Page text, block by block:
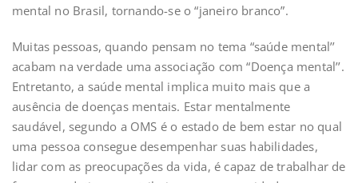
mental no Brasil, tornando-se o “janeiro branco”.
Muitas pessoas, quando pensam no tema “saúde mental’’
acabam na verdade uma associação com “Doença mental’’.
Entretanto, a saúde mental implica muito mais que a
ausência de doenças mentais. Estar mentalmente
saudável, segundo a OMS é o estado de bem estar no qual
uma pessoa consegue desempenhar suas habilidades,
lidar com as preocupações da vida, é capaz de trabalhar de